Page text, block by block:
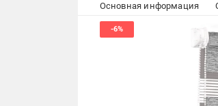
Основная информация